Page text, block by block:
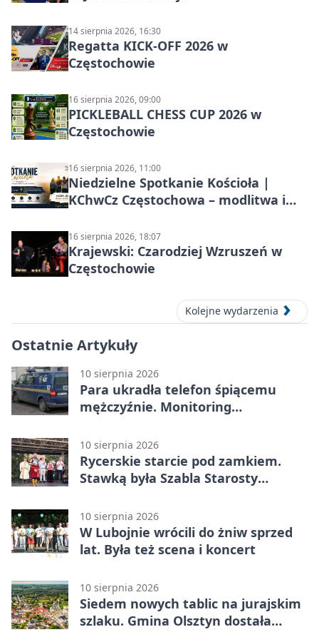
14 sierpnia 2026, 16:30
Regatta KICK-OFF 2026 w
Częstochowie
16 sierpnia 2026, 09:00
PICKLEBALL CHESS CUP 2026 w
Częstochowie
16 sierpnia 2026, 11:00
Niedzielne Spotkanie Kościoła |
KChwCz Częstochowa – modlitwa i
16 sierpnia 2026, 18:07
Krajewski: Czarodziej Wzruszeń w
Częstochowie
Kolejne wydarzenia
Ostatnie Artykuły
10 sierpnia 2026
Para ukradła telefon śpiącemu
mężczyźnie. Monitoring
10 sierpnia 2026
Rycerskie starcie pod zamkiem.
Stawką była Szabla Starosty
10 sierpnia 2026
W Lubojnie wrócili do żniw sprzed
lat. Była też scena i koncert
10 sierpnia 2026
Siedem nowych tablic na jurajskim
szlaku. Gmina Olsztyn dostała